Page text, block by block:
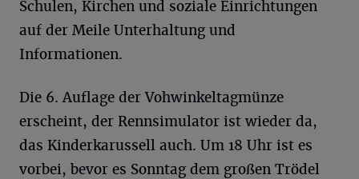
Schulen, Kirchen und soziale Einrichtungen
auf der Meile Unterhaltung und
Informationen.
Die 6. Auflage der Vohwinkeltagmünze
erscheint, der Rennsimulator ist wieder da,
das Kinderkarussell auch. Um 18 Uhr ist es
vorbei, bevor es Sonntag dem großen Trödel